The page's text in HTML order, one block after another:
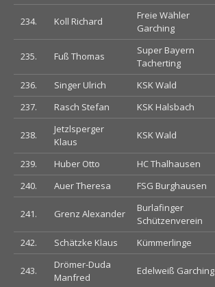
234. Koll Richard
Freie Wähler
Garching
235. Fuß Thomas
Super Bayern
Tacherting
236. Singer Ulrich KSK Wald
237.
Rasch Stefan KSK Halsbach
238.
Jetzlsperger
Klaus
KSK Wald
239. Huber Otto HC Thalhausen
240.
Auer Theresa FSG Burghausen
241. Grenz Alexander
Burlafinger
Schützenverein
242. Schätzke Klaus Kümmerlinge
243.
Drömer-Duda
Manfred
Edelweiß Garching